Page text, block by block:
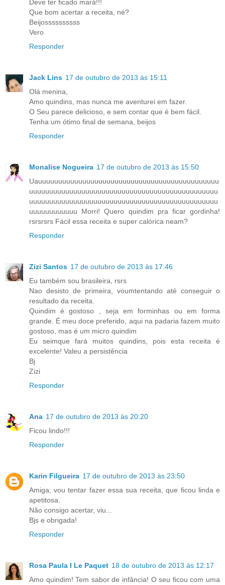
Deve ter ficado mará!!!
Que bom acertar a receita, né?
Beijossssssssss
Vero
Responder
Jack Lins 17 de outubro de 2013 às 15:11
Olá menina,
Amo quindins, mas nunca me aventurei em fazer.
O Seu parece delicioso, e sem contar que é bem fácil.
Tenha um ótimo final de semana, beijos
Responder
Monalise Nogueira 17 de outubro de 2013 às 15:50
Uauuuuuuuuuuuuuuuuuuuuuuuuuuuuuuuuuuuuuuuuuuuuu
uuuuuuuuuuuuuuuuuuuuuuuuuuuuuuuuuuuuuuuuuuuuuuu
uuuuuuuuuuuuuuuuuuuuuuuuuuuuuuuuuuuuuuuuuuuuuuu
uuuuuuuuuuuu Morri! Quero quindim pra ficar gordinha!
rsrsrsrs Fácil essa receita e super calórica neam?
Responder
Zizi Santos 17 de outubro de 2013 às 17:46
Eu também sou brasileira, rsrs
Nao desisto de primeira, voumtentando até conseguir o
resultado da receita.
Quindim é gostoso , seja em forminhas ou em forma
grande. É meu doce preferido, aqui na padaria fazem muito
gostoso, mas é um micro quindim
Eu seimque fará muitos quindins, pois esta receita é
excelente! Valeu a persistência
Bj
Zizi
Responder
Ana 17 de outubro de 2013 às 20:20
Ficou lindo!!!
Responder
Karin Filgueira 17 de outubro de 2013 às 23:50
Amiga, vou tentar fazer essa sua receita, que ficou linda e
apetitosa.
Não consigo acertar, viu...
Bjs e obrigada!
Responder
Rosa Paula I Le Paquet 18 de outubro de 2013 às 12:17
Amo quindim! Tem sabor de infância! O seu ficou com uma